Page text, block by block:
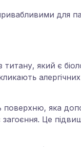
для
який є
алергічних
яка
Це